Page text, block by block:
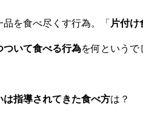
を食べ尽くす行為。「 片付け
ついて食べる行為を何というで
は指導されてきた食べ方は？